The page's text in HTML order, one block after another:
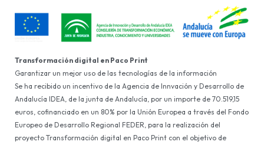
Transformación digital en Paco Print
Garantizar un mejor uso de las tecnologías de la información
Se ha recibido un incentivo de la Agencia de Innvación y Desarrollo de
Andalucía IDEA, de la junta de Andalucía, por un importe de 70.519,15
euros, cofinanciado en un 80% por la Unión Europea a través del Fondo
Europeo de Desarrollo Regional FEDER, para la realización del
proyecto Transformación digital en Paco Print con el objetivo de